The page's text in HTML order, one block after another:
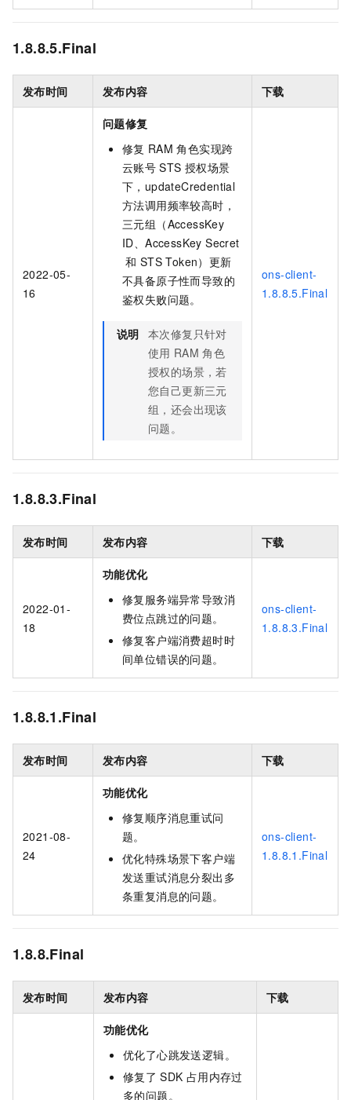
1.8.8.5.Final
发布时间 发布内容 下载
2022-05-
16
问题修复
修复 RAM 角色实现跨
云账号 STS 授权场景
下，updateCredential
方法调用频率较高时，
三元组（AccessKey
ID、AccessKey Secret
和 STS Token）更新
不具备原子性而导致的
鉴权失败问题。
说明 本次修复只针对
使用 RAM 角色
授权的场景，若
您自己更新三元
组，还会出现该
问题。
ons-client-
1.8.8.5.Final
1.8.8.3.Final
发布时间 发布内容 下载
2022-01-
18
功能优化
修复服务端异常导致消
费位点跳过的问题。
修复客户端消费超时时
间单位错误的问题。
ons-client-
1.8.8.3.Final
1.8.8.1.Final
发布时间 发布内容 下载
2021-08-
24
功能优化
修复顺序消息重试问
题。
优化特殊场景下客户端
发送重试消息分裂出多
条重复消息的问题。
ons-client-
1.8.8.1.Final
1.8.8.Final
发布时间 发布内容 下载
功能优化
优化了心跳发送逻辑。
修复了 SDK 占用内存过
多的问题。